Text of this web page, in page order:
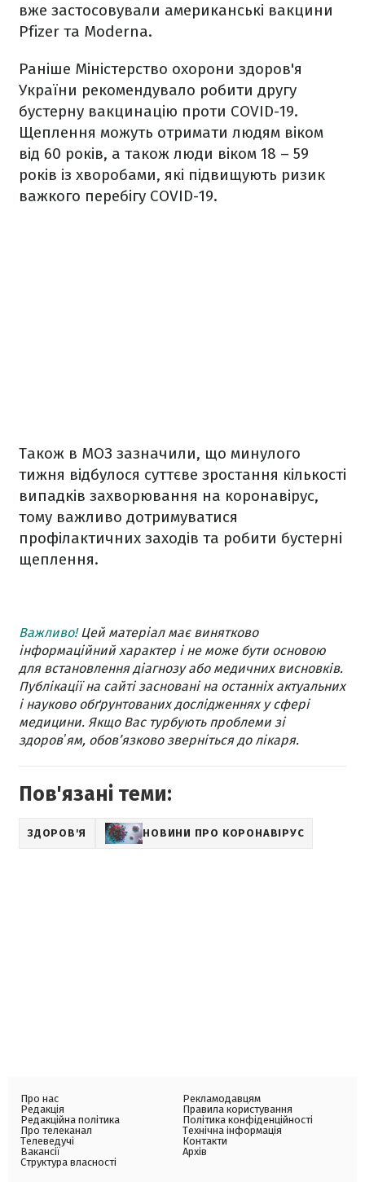
вже застосовували американські вакцини
Pfizer та Moderna.
Раніше Міністерство охорони здоров'я
України рекомендувало робити другу
бустерну вакцинацію проти COVID-19.
Щеплення можуть отримати людям віком
від 60 років, а також люди віком 18 – 59
років із хворобами, які підвищують ризик
важкого перебігу COVID-19.
Також в МОЗ зазначили, що минулого
тижня відбулося суттєве зростання кількості
випадків захворювання на коронавірус,
тому важливо дотримуватися
профілактичних заходів та робити бустерні
щеплення.
Важливо!Цей матеріал має винятково
інформаційний характер і не може бути основою
для встановлення діагнозу або медичних висновків.
Публікації на сайті засновані на останніх актуальних
і науково обґрунтованих дослідженнях у сфері
медицини. Якщо Вас турбують проблеми зі
здоровʼям, обов’язково зверніться до лікаря.
Пов'язані теми:
ЗДОРОВ'Я НОВИНИ ПРО КОРОНАВІРУС
Про нас
Редакція
Редакційна політика
Про телеканал
Телеведучі
Вакансії
Структура власності
Рекламодавцям
Правила користування
Політика конфіденційності
Технічна інформація
Контакти
Архів